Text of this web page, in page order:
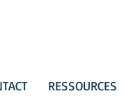
RESSOURCES